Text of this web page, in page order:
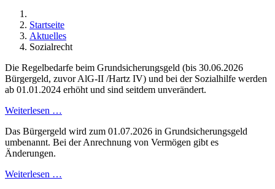
Startseite
Aktuelles
Sozialrecht
Die Regelbedarfe beim Grundsicherungsgeld (bis 30.06.2026
Bürgergeld, zuvor AlG-II /Hartz IV) und bei der Sozialhilfe werden
ab 01.01.2024 erhöht und sind seitdem unverändert.
Weiterlesen …
Das Bürgergeld wird zum 01.07.2026 in Grundsicherungsgeld
umbenannt. Bei der Anrechnung von Vermögen gibt es
Änderungen.
Weiterlesen …